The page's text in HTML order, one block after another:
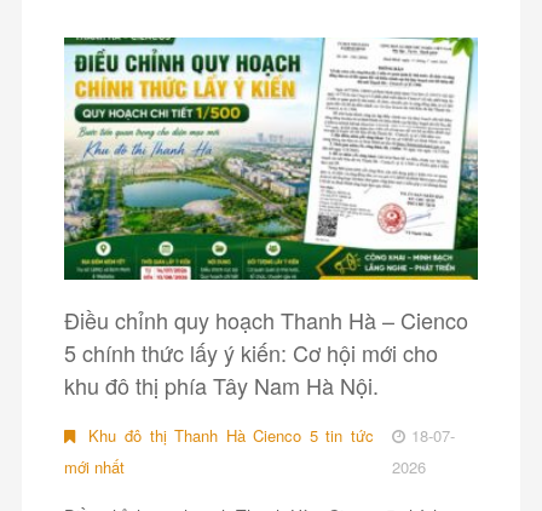
Điều chỉnh quy hoạch Thanh Hà – Cienco
5 chính thức lấy ý kiến: Cơ hội mới cho
khu đô thị phía Tây Nam Hà Nội.
Khu đô thị Thanh Hà Cienco 5 tin tức
mới nhất
18-07-
2026